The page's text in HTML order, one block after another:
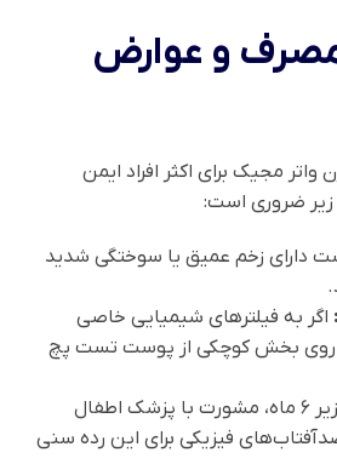
مصرف و عوارض
مجیک برای اکثر افراد ایمن
زیر ضروری است:
دارای زخم عمیق یا سوختگی شدید
اگر به فیلترهای شیمیایی خاصی
روی بخش کوچکی از پوست تست پچ
برای کودکان زیر ۶ ماه، مشورت با پزشک اطفال
فیزیکی برای این رده سنی